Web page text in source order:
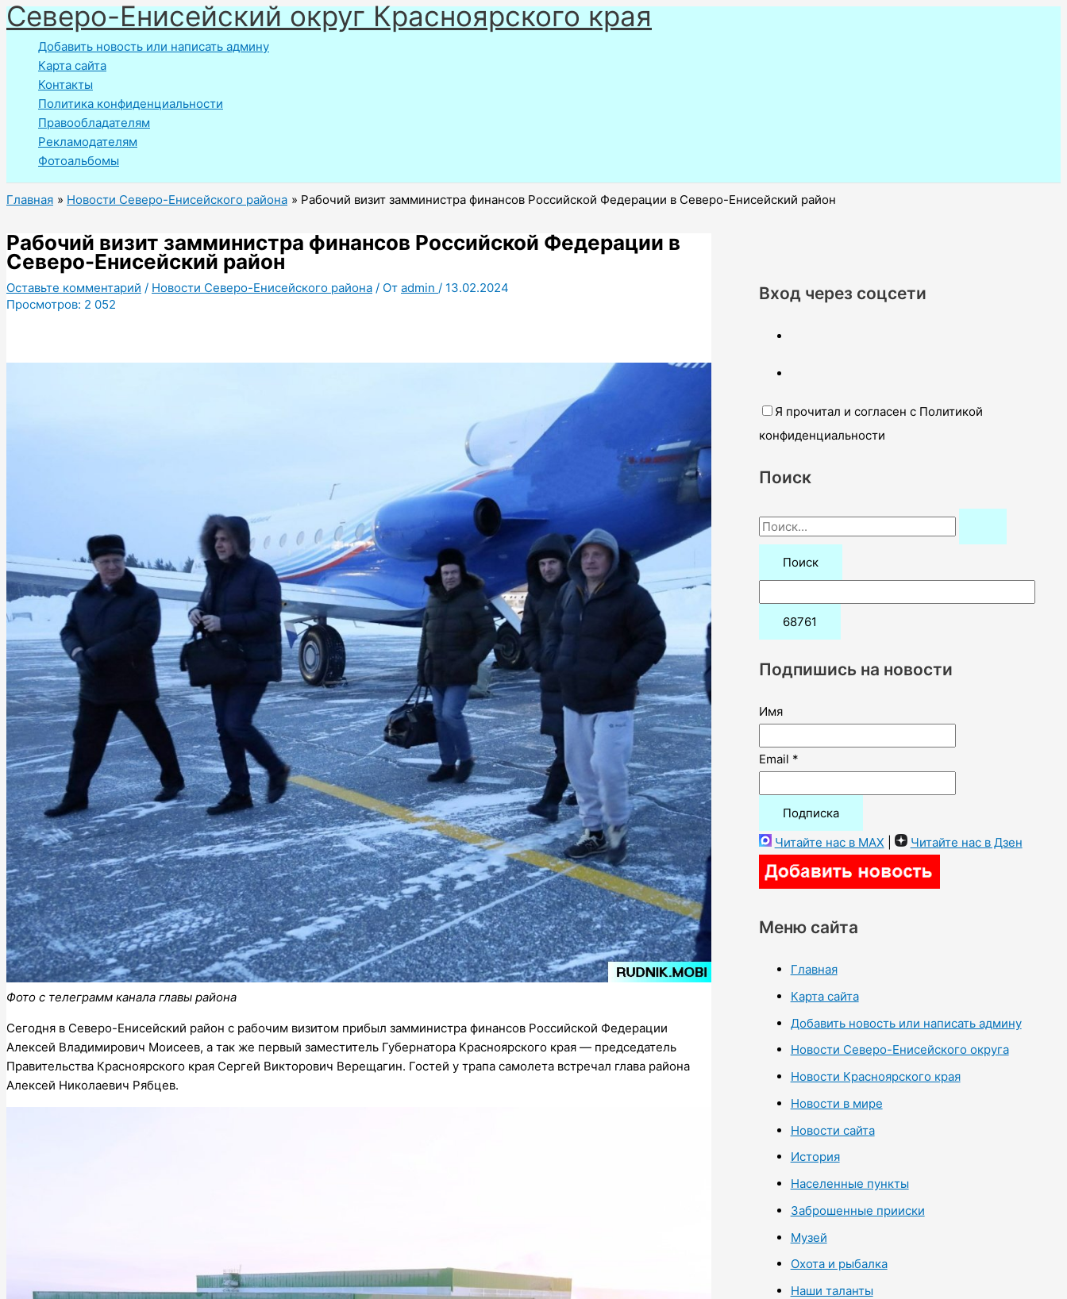
Перейти
к
содержимому
Северо-Енисейский округ Красноярского края
Добавить новость или написать админу
Карта сайта
Контакты
Политика конфиденциальности
Правообладателям
Рекламодателям
Фотоальбомы
Главная Новости Северо-Енисейского района Рабочий визит замминистра финансов Российской Федерации в Северо-Енисейский район
Рабочий визит замминистра финансов Российской Федерации в
Северо-Енисейский район
Оставьте комментарий / Новости Северо-Енисейского района / От admin / 13.02.2024
Просмотров: 2 052
Фото с телеграмм канала главы района
Сегодня в Северо-Енисейский район с рабочим визитом прибыл замминистра финансов Российской Федерации
Алексей Владимирович Моисеев, а так же первый заместитель Губернатора Красноярского края — председатель
Правительства Красноярского края Сергей Викторович Верещагин. Гостей у трапа самолета встречал глава района
Алексей Николаевич Рябцев.
Вход через соцсети
Я прочитал и согласен с Политикой
конфиденциальности
Поиск
П
о
:
Подпишись на новости
Имя
Email *
Читайте нас в MAX Читайте нас в Дзен
Меню сайта
Главная
Карта сайта
Добавить новость или написать админу
Новости Северо-Енисейского округа
Новости Красноярского края
Новости в мире
Новости сайта
История
Населенные пункты
Заброшенные прииски
Музей
Охота и рыбалка
Наши таланты